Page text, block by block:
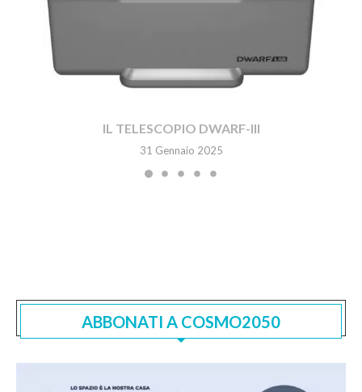
IL TELESCOPIO DWARF-III
31 Gennaio 2025
ABBONATI A COSMO2050